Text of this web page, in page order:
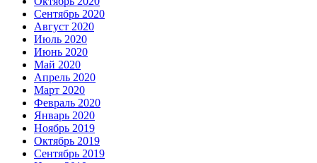
Сентябрь 2020
Август 2020
Июль 2020
Июнь 2020
Май 2020
Апрель 2020
Март 2020
Февраль 2020
Январь 2020
Ноябрь 2019
Октябрь 2019
Сентябрь 2019